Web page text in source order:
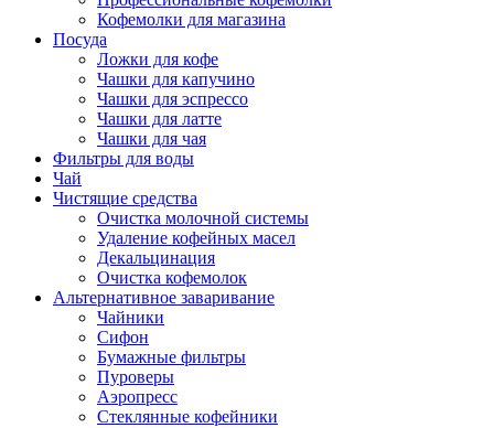
Кофемолки для магазина
Посуда
Ложки для кофе
Чашки для капучино
Чашки для эспрессо
Чашки для латте
Чашки для чая
Фильтры для воды
Чай
Чистящие средства
Очистка молочной системы
Удаление кофейных масел
Декальцинация
Очистка кофемолок
Альтернативное заваривание
Чайники
Сифон
Бумажные фильтры
Пуроверы
Аэропресс
Стеклянные кофейники